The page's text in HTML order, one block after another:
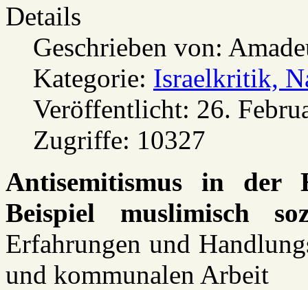
Details
Geschrieben von:
Kategorie: Israelkritik,
Veröffentlicht: 26.
Zugriffe: 10327
Antisemitismus in der
Beispiel muslimisch
Erfahrungen und
und kommunalen Arbeit